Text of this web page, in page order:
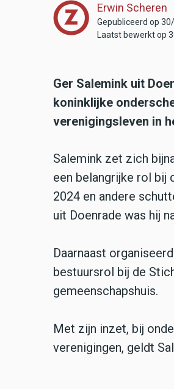
Erwin Scheren
Gepubliceerd op
Laatst bewerkt op
Ger Salemink uit
koninklijke
verenigingsleven in
Salemink zet zich
een belangrijke rol bij
2024 en andere
uit Doenrade was hij
Daarnaast
bestuursrol bij de
gemeenschapshuis.
Met zijn inzet, bij
verenigingen, geldt